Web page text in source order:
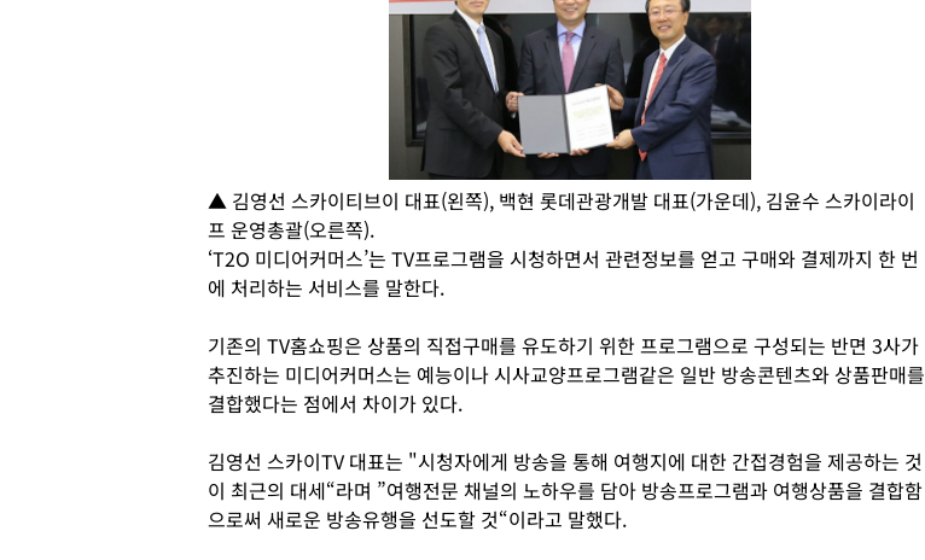
▲ 김영선 스카이티브이 대표(왼쪽), 백현 롯데관광개발 대표(가운데), 김윤수 스카이라이
프 운영총괄(오른쪽).
‘T2O 미디어커머스’는 TV프로그램을 시청하면서 관련정보를 얻고 구매와 결제까지 한 번
에 처리하는 서비스를 말한다.
기존의 TV홈쇼핑은 상품의 직접구매를 유도하기 위한 프로그램으로 구성되는 반면 3사가
추진하는 미디어커머스는 예능이나 시사교양프로그램같은 일반 방송콘텐츠와 상품판매를
결합했다는 점에서 차이가 있다.
김영선 스카이TV 대표는 "시청자에게 방송을 통해 여행지에 대한 간접경험을 제공하는 것
이 최근의 대세“라며 ”여행전문 채널의 노하우를 담아 방송프로그램과 여행상품을 결합함
으로써 새로운 방송유행을 선도할 것“이라고 말했다.